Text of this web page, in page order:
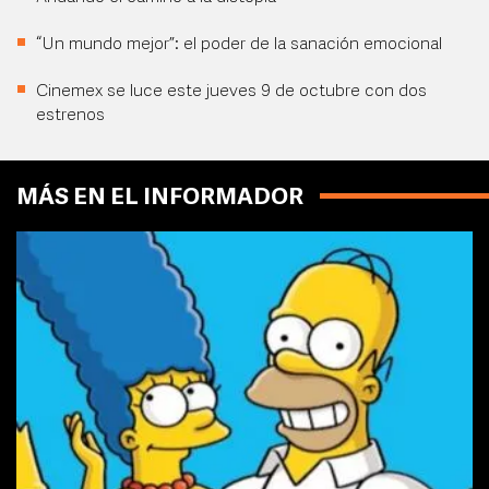
“Un mundo mejor”: el poder de la sanación emocional
Cinemex se luce este jueves 9 de octubre con dos
estrenos
MÁS EN EL INFORMADOR